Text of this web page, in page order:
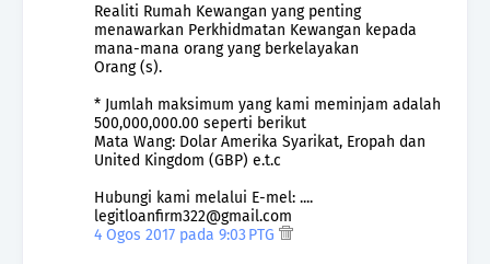
Realiti Rumah Kewangan yang penting
menawarkan Perkhidmatan Kewangan kepada
mana-mana orang yang berkelayakan
Orang (s).
* Jumlah maksimum yang kami meminjam adalah
500,000,000.00 seperti berikut
Mata Wang: Dolar Amerika Syarikat, Eropah dan
United Kingdom (GBP) e.t.c
Hubungi kami melalui E-mel: ....
legitloanfirm322@gmail.com
4 Ogos 2017 pada 9:03 PTG